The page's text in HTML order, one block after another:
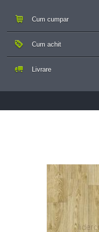
Cum cumpar
Cum achit
Livrare